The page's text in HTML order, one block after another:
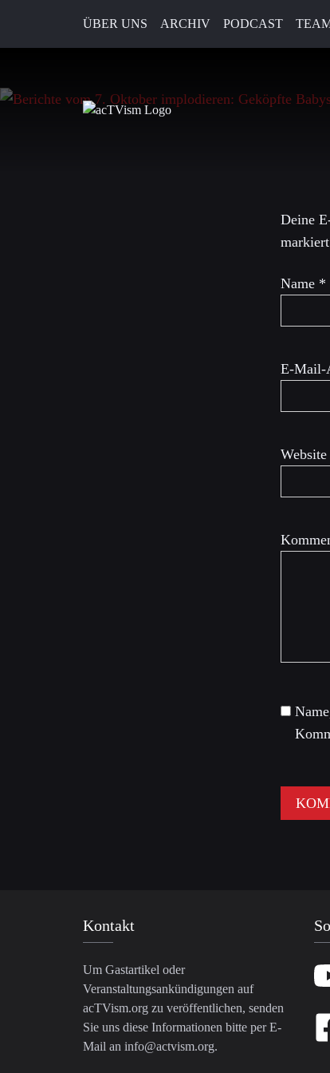
ÜBER UNS ARCHIV PODCAST
10. März 2024
Deine
markiert
Name *
E-Mail-
Website
Kontakt
Um Gastartikel oder
Veranstaltungsankündigungen auf
acTVism.org zu veröffentlichen, senden
Sie uns diese Informationen bitte per E-
Mail an info@actvism.org.